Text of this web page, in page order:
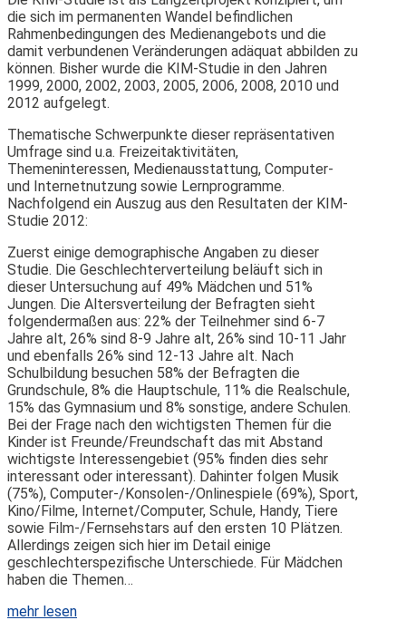
die sich im permanenten Wandel befindlichen
Rahmenbedingungen des Medienangebots und die
damit verbundenen Veränderungen adäquat abbilden zu
können. Bisher wurde die KIM-Studie in den Jahren
1999, 2000, 2002, 2003, 2005, 2006, 2008, 2010 und
2012 aufgelegt.
Thematische Schwerpunkte dieser repräsentativen
Umfrage sind u.a. Freizeitaktivitäten,
Themeninteressen, Medienausstattung, Computer-
und Internetnutzung sowie Lernprogramme.
Nachfolgend ein Auszug aus den Resultaten der KIM-
Studie 2012:
Zuerst einige demographische Angaben zu dieser
Studie. Die Geschlechterverteilung beläuft sich in
dieser Untersuchung auf 49% Mädchen und 51%
Jungen. Die Altersverteilung der Befragten sieht
folgendermaßen aus: 22% der Teilnehmer sind 6-7
Jahre alt, 26% sind 8-9 Jahre alt, 26% sind 10-11 Jahr
und ebenfalls 26% sind 12-13 Jahre alt. Nach
Schulbildung besuchen 58% der Befragten die
Grundschule, 8% die Hauptschule, 11% die Realschule,
15% das Gymnasium und 8% sonstige, andere Schulen.
Bei der Frage nach den wichtigsten Themen für die
Kinder ist Freunde/Freundschaft das mit Abstand
wichtigste Interessengebiet (95% finden dies sehr
interessant oder interessant). Dahinter folgen Musik
(75%), Computer-/Konsolen-/Onlinespiele (69%), Sport,
Kino/Filme, Internet/Computer, Schule, Handy, Tiere
sowie Film-/Fernsehstars auf den ersten 10 Plätzen.
Allerdings zeigen sich hier im Detail einige
geschlechterspezifische Unterschiede. Für Mädchen
haben die Themen…
mehr lesen